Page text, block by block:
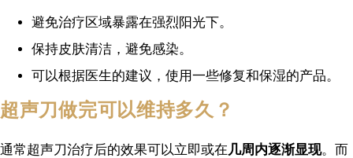
避免治疗区域暴露在强烈阳光下。
保持皮肤清洁，避免感染。
可以根据医生的建议，使用一些修复和保湿的产品。
超声刀做完可以维持多久？
通常超声刀治疗后的效果可以立即或在 几周内逐渐显现。而